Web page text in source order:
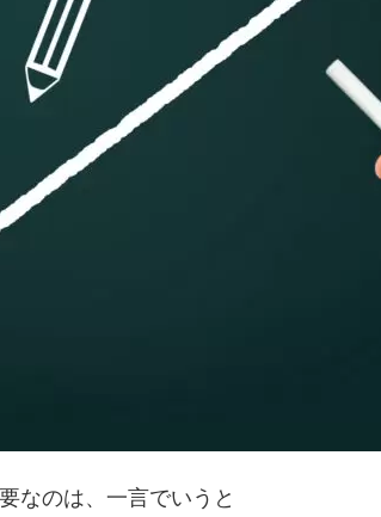
なのは、一言でいうと